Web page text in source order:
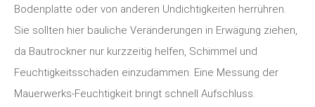
Bodenplatte oder von anderen Undichtigkeiten herrühren.
Sie sollten hier bauliche Veränderungen in Erwägung ziehen,
da Bautrockner nur kurzzeitig helfen, Schimmel und
Feuchtigkeitsschäden einzudämmen. Eine Messung der
Mauerwerks-Feuchtigkeit bringt schnell Aufschluss.